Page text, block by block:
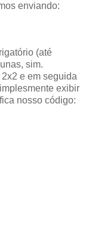
enviando:
(até
sim.
e em seguida
exibir
nosso código: